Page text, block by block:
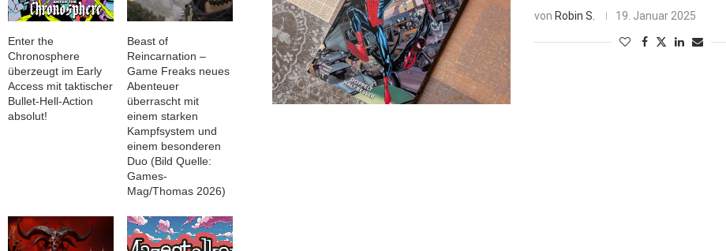
von Robin S. 19. Januar 2025
Enter the
Chronosphere
überzeugt im Early
Access mit taktischer
Bullet-Hell-Action
absolut!
Beast of
Reincarnation –
Game Freaks neues
Abenteuer
überrascht mit
einem starken
Kampfsystem und
einem besonderen
Duo (Bild Quelle:
Games-
Mag/Thomas 2026)